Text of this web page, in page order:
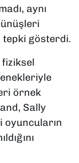
aynı
tepki gösterdi.
örnek
Sally
oyuncuların